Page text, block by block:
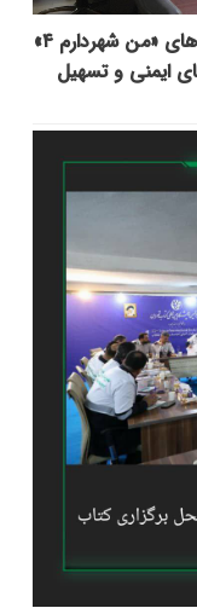
تداوم عملیات اجرایی پروژه‌های «من شهردارم ۴»
ارتقای ایمنی و تسهیل